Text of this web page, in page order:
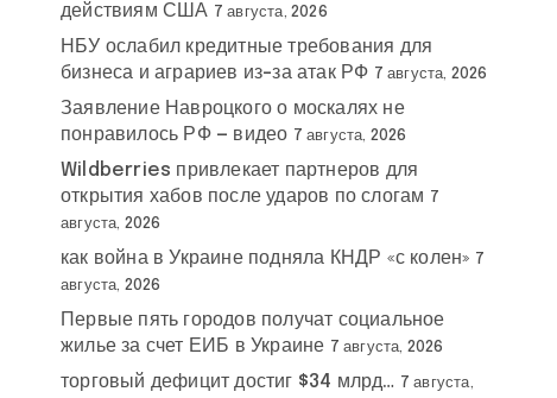
действиям США 7 августа, 2026
НБУ ослабил кредитные требования для
бизнеса и аграриев из-за атак РФ 7 августа, 2026
Заявление Навроцкого о москалях не
понравилось РФ — видео 7 августа, 2026
Wildberries привлекает партнеров для
открытия хабов после ударов по слогам 7
августа, 2026
как война в Украине подняла КНДР «с колен» 7
августа, 2026
Первые пять городов получат социальное
жилье за счет ЕИБ в Украине 7 августа, 2026
торговый дефицит достиг $34 млрд… 7 августа,